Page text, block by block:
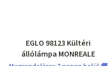
EGLO 98123 Kültéri
állólámpa MONREALE